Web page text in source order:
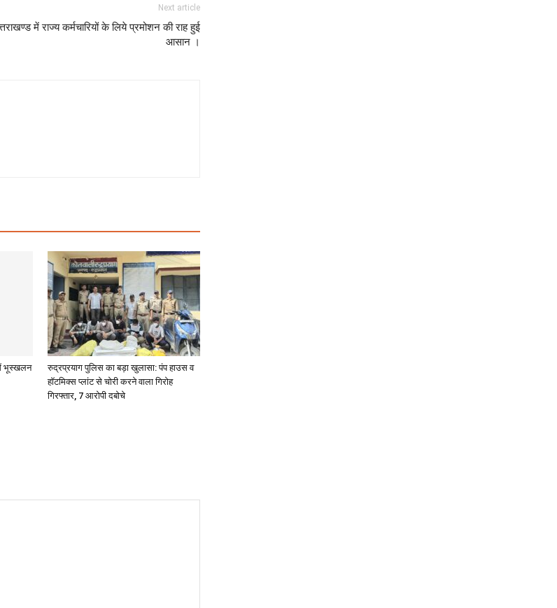
Next article
में राज्य कर्मचारियों के लिये प्रमोशन की राह हुई
आसान ।
में भूस्खलन
रुद्रप्रयाग पुलिस का बड़ा खुलासा: पंप हाउस व
हॉटमिक्स प्लांट से चोरी करने वाला गिरोह
गिरफ्तार, 7 आरोपी दबोचे